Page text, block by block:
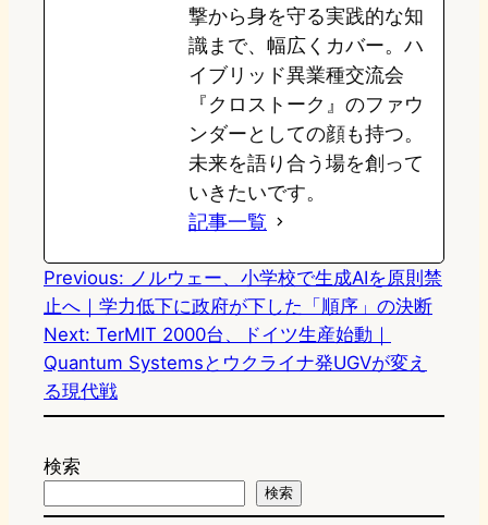
撃から身を守る実践的な知
識まで、幅広くカバー。ハ
イブリッド異業種交流会
『クロストーク』のファウ
ンダーとしての顔も持つ。
未来を語り合う場を創って
いきたいです。
記事一覧
Previous: ノルウェー、小学校で生成AIを原則禁
止へ｜学力低下に政府が下した「順序」の決断
Next: TerMIT 2000台、ドイツ生産始動｜
Quantum Systemsとウクライナ発UGVが変え
る現代戦
検索
検索